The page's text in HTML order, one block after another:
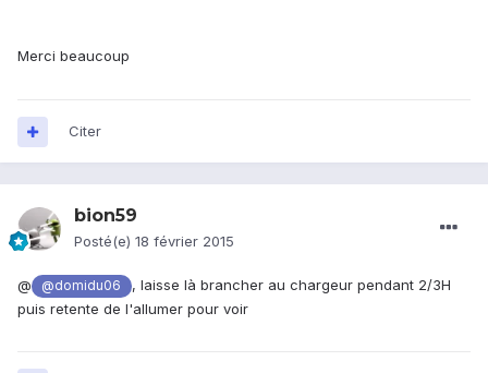
Merci beaucoup
Citer
bion59
Posté(e) 18 février 2015
@ @domidu06
, laisse là brancher au chargeur pendant 2/3H
puis retente de l'allumer pour voir